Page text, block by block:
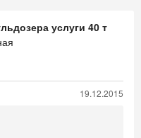
услуги 40 т
19.12.2015